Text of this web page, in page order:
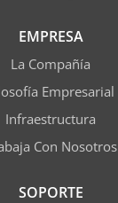
EMPRESA
La Compañía
Empresarial
Infraestructura
Con Nosotros
SOPORTE